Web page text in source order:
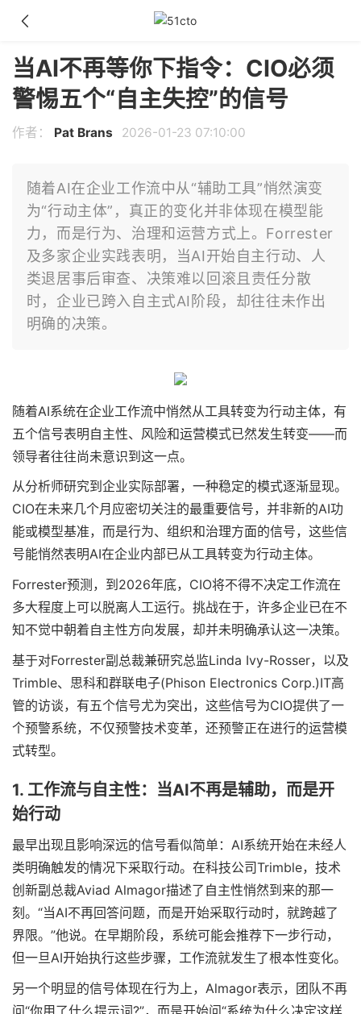
当AI不再等你下指令：CIO必须
警惕五个“自主失控”的信号
作者： Pat Brans 2026-01-23 07:10:00
随着AI在企业工作流中从“辅助工具”悄然演变
为“行动主体”，真正的变化并非体现在模型能
力，而是行为、治理和运营方式上。Forrester
及多家企业实践表明，当AI开始自主行动、人
类退居事后审查、决策难以回滚且责任分散
时，企业已跨入自主式AI阶段，却往往未作出
明确的决策。
随着AI系统在企业工作流中悄然从工具转变为行动主体，有
五个信号表明自主性、风险和运营模式已然发生转变——而
领导者往往尚未意识到这一点。
从分析师研究到企业实际部署，一种稳定的模式逐渐显现。
CIO在未来几个月应密切关注的最重要信号，并非新的AI功
能或模型基准，而是行为、组织和治理方面的信号，这些信
号能悄然表明AI在企业内部已从工具转变为行动主体。
Forrester预测，到2026年底，CIO将不得不决定工作流在
多大程度上可以脱离人工运行。挑战在于，许多企业已在不
知不觉中朝着自主性方向发展，却并未明确承认这一决策。
基于对Forrester副总裁兼研究总监Linda Ivy-Rosser，以及
Trimble、思科和群联电子(Phison Electronics Corp.)IT高
管的访谈，有五个信号尤为突出，这些信号为CIO提供了一
个预警系统，不仅预警技术变革，还预警正在进行的运营模
式转型。
1. 工作流与自主性：当AI不再是辅助，而是开
始行动
最早出现且影响深远的信号看似简单：AI系统开始在未经人
类明确触发的情况下采取行动。在科技公司Trimble，技术
创新副总裁Aviad Almagor描述了自主性悄然到来的那一
刻。“当AI不再回答问题，而是开始采取行动时，就跨越了
界限。”他说。在早期阶段，系统可能会推荐下一步行动，
但一旦AI开始执行这些步骤，工作流就发生了根本性变化。
另一个明显的信号体现在行为上，Almagor表示，团队不再
问“你用了什么提示词?”，而是开始问“系统为什么决定这样